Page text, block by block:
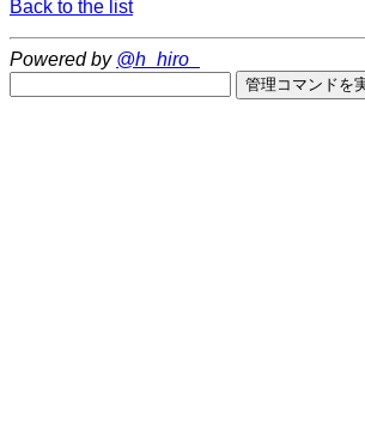
Back to the list
Powered by @h_hiro_